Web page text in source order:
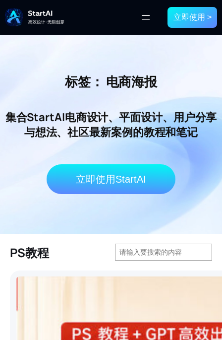
立即使用 >
标签： 电商海报
集合StartAI电商设计、平面设计、用户分享
与想法、社区最新案例的教程和笔记
立即使用StartAI
PS教程
搜
索